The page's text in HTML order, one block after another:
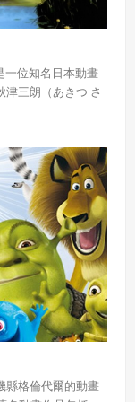
位知名日本動畫
三朗（あきつ さ
所澤市。宮崎駿
國動畫師尼克·帕
提並論，他被《時
縣格倫代爾的動畫